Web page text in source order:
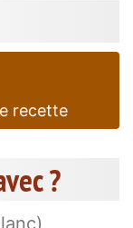
recette
?